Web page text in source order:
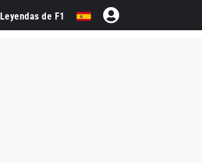
Leyendas de F1